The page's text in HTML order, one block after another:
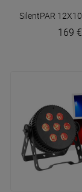
SilentPAR
169 €